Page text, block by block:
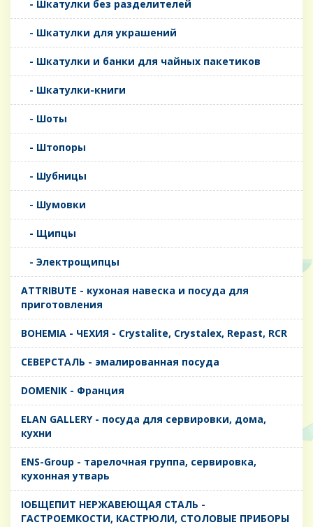
- Шкатулки без разделителей
- Шкатулки для украшений
- Шкатулки и банки для чайных пакетиков
- Шкатулки-книги
- Шоты
- Штопоры
- Шубницы
- Шумовки
- Щипцы
- Электрощипцы
ATTRIBUTE - кухоная навеска и посуда для
приготовления
BOHEMIA - ЧЕХИЯ - Crystalite, Crystalex, Repast, RCR
CЕВЕРСТАЛЬ - эмалированная посуда
DOMENIK - Франция
ELAN GALLERY - посуда для сервировки, дома,
кухни
ENS-Group - тарелочная группа, сервировка,
кухонная утварь
IОБЩЕПИТ НЕРЖАВЕЮЩАЯ СТАЛЬ -
ГАСТРОЕМКОСТИ, КАСТРЮЛИ, СТОЛОВЫЕ ПРИБОРЫ